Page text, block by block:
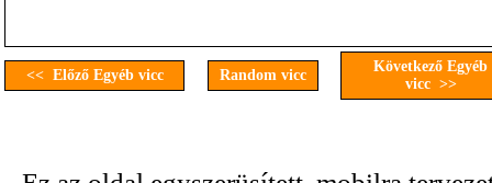
<< Előző Egyéb vicc Random vicc
Következő Egyéb
vicc >>